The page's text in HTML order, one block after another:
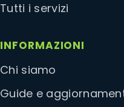
Tutti i servizi
INFORMAZIONI
Chi siamo
Guide e